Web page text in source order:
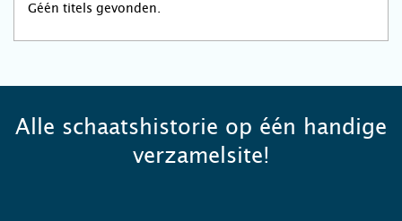
Géén titels gevonden.
Alle schaatshistorie op één handige
verzamelsite!